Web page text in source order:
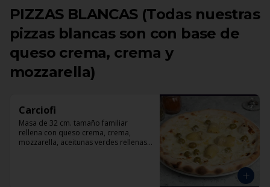
PIZZAS BLANCAS (Todas nuestras
pizzas blancas son con base de
queso crema, crema y
mozzarella)
Carciofi
Masa de 32 cm. tamaño familiar
rellena con queso crema, crema,
mozzarella, aceitunas verdes rellenas